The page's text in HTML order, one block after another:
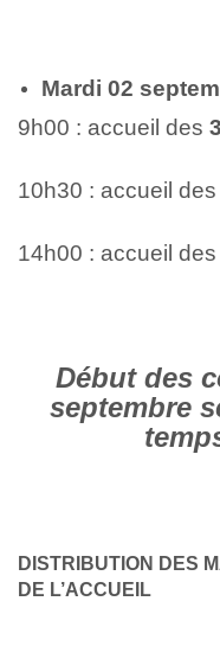
Mardi 02
9h00 : accueil des
10h30 : accueil des
14h00 : accueil des
Début des
septembre
DISTRIBUTION DES
DE L’ACCUEIL